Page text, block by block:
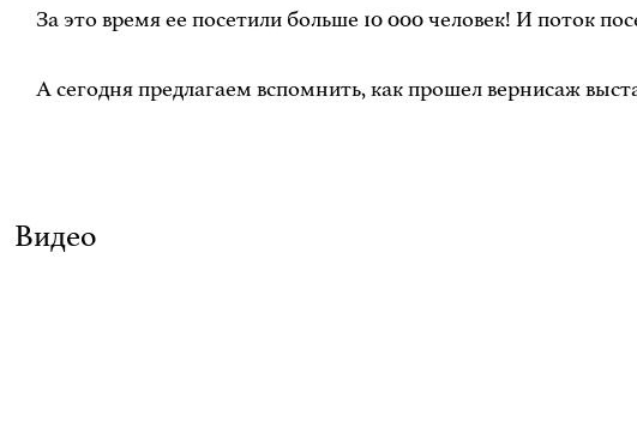
За это время ее посетили больше 10 000 человек! И поток
А сегодня предлагаем вспомнить, как прошел вернисаж
Видео